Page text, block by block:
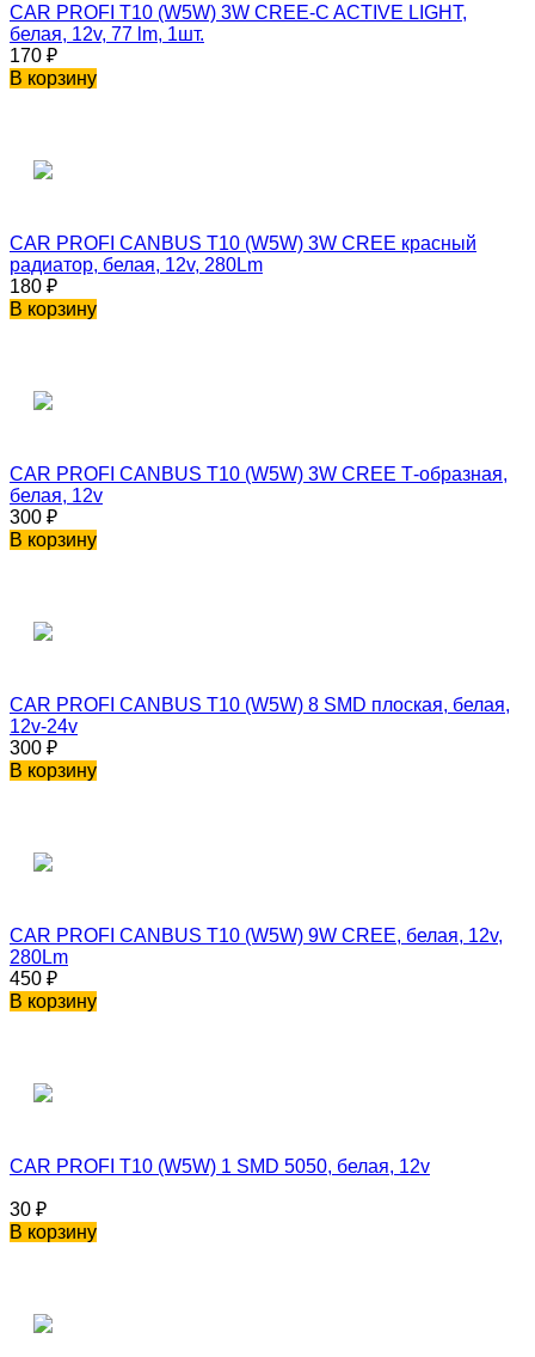
CAR PROFI T10 (W5W) 3W CREE-C ACTIVE LIGHT,
белая, 12v, 77 lm, 1шт.
170 ₽
В корзину
CAR PROFI CANBUS T10 (W5W) 3W CREE красный
радиатор, белая, 12v, 280Lm
180 ₽
В корзину
CAR PROFI CANBUS T10 (W5W) 3W CREE Т-образная,
белая, 12v
300 ₽
В корзину
CAR PROFI CANBUS T10 (W5W) 8 SMD плоская, белая,
12v-24v
300 ₽
В корзину
CAR PROFI CANBUS T10 (W5W) 9W CREE, белая, 12v,
280Lm
450 ₽
В корзину
CAR PROFI T10 (W5W) 1 SMD 5050, белая, 12v
30 ₽
В корзину